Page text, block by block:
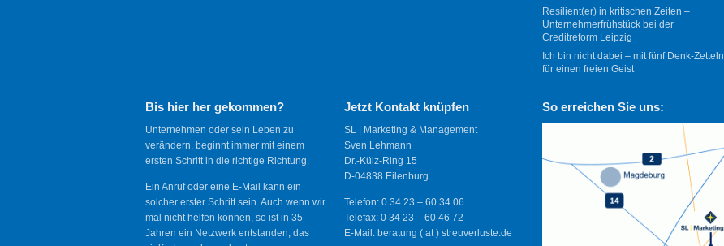
Resilient(er) in kritischen Zeiten –
Unternehmerfrühstück bei der
Creditreform Leipzig
Ich bin nicht dabei – mit fünf Denk-Zetteln
für einen freien Geist
Bis hier her gekommen?
Unternehmen oder sein Leben zu
verändern, beginnt immer mit einem
ersten Schritt in die richtige Richtung.
Ein Anruf oder eine E-Mail kann ein
solcher erster Schritt sein. Auch wenn wir
mal nicht helfen können, so ist in 35
Jahren ein Netzwerk entstanden, das
Jetzt Kontakt knüpfen
SL | Marketing & Management
Sven Lehmann
Dr.-Külz-Ring 15
D-04838 Eilenburg
Telefon: 0 34 23 – 60 34 06
Telefax: 0 34 23 – 60 46 72
E-Mail: beratung ( at ) streuverluste.de
So erreichen Sie uns: